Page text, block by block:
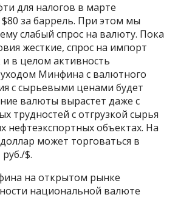
для налогов в марте
за баррель. При этом мы
слабый спрос на валюту. Пока
жесткие, спрос на импорт
в целом активность
Минфина с валютного
с сырьевыми ценами будет
валюты вырастет даже с
трудностей с отгрузкой сырья
нефтеэкспортных объектах. На
может торговаться в
$.
на открытом рынке
национальной валюте